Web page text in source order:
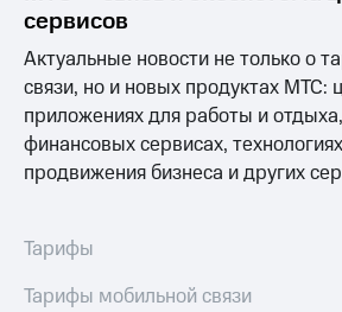
Раскрытие
информации
Информация
акционерам
Документы
ПАО
"МТС"
Собрания
акционеров
капитал
сервисов
Актуальные новости не только о
связи, но и новых продуктах МТС:
приложениях для работы и
финансовых сервисах,
продвижения бизнеса и других
Тарифы
Тарифы мобильной связи